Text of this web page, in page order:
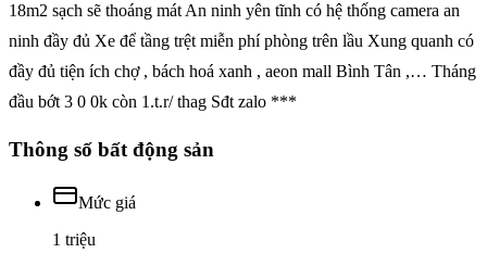
18m2 sạch sẽ thoáng mát An ninh yên tĩnh có hệ thống camera an
ninh đầy đủ Xe để tầng trệt miễn phí phòng trên lầu Xung quanh có
đầy đủ tiện ích chợ , bách hoá xanh , aeon mall Bình Tân ,… Tháng
đầu bớt 3 0 0k còn 1.t.r/ thag Sđt zalo ***
Thông số bất động sản
Mức giá
1 triệu